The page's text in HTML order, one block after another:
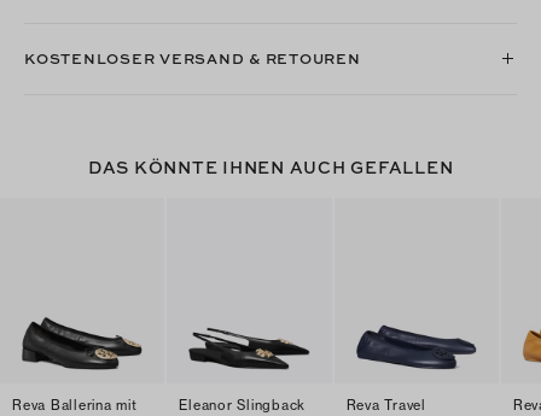
KOSTENLOSER VERSAND & RETOUREN
DAS KÖNNTE IHNEN AUCH GEFALLEN
Reva Ballerina mit
Eleanor Slingback
Reva Travel